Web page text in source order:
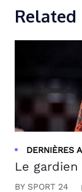
Related
DERNIÈRES
Le gardien
BY SPORT 24